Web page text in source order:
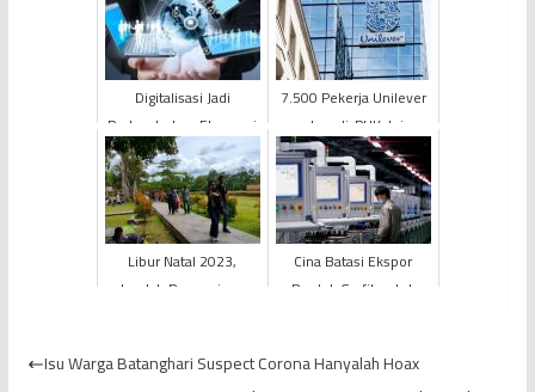
Digitalisasi Jadi
Pertumbuhan Ekonomi
Unggul Berkelanjutan
ASEAN
7.500 Pekerja Unilever
akan di-PHK, Ini
Alasannya
Libur Natal 2023,
Jumlah Pengunjung
Cina Batasi Ekspor
Produk Grafit untuk
Isu Warga Batanghari Suspect Corona Hanyalah Hoax